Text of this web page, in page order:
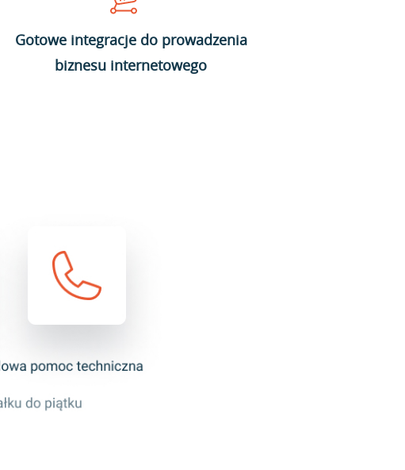
Gotowe integracje do prowadzenia
biznesu internetowego